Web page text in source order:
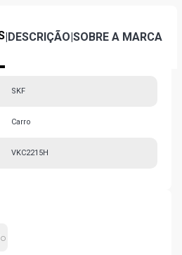
|DESCRIÇÃO|SOBRE A MARCA
SKF
Carro
VKC2215H